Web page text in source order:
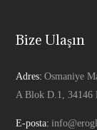
Bize Ulaşın
Adres: Osmaniye
A Blok D.1, 34146
E-posta: